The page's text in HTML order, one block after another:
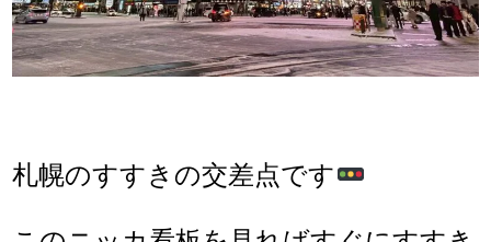
札幌のすすきの交差点です